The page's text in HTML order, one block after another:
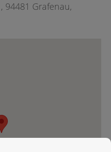
94481 Grafenau,